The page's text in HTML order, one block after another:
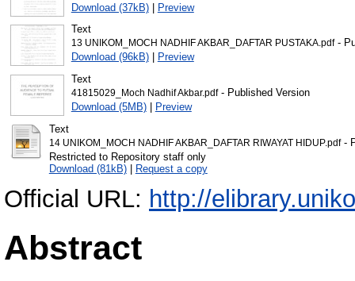
Download (37kB)| Preview
Text
13 UNIKOM_MOCH NADHIF AKBAR_DAFTAR PUSTAKA.pdf-
Download (96kB)|
Preview
Text
41815029_Moch Nadhif Akbar.pdf- Published Version
Download (5MB)|
Preview
Text
14 UNIKOM_MOCH NADHIF AKBAR_DAFTAR RIWAYAT HIDUP.pdf-
Restricted to Repository staff only
Download (81kB)| Request a copy
Official URL: http://
Abstract